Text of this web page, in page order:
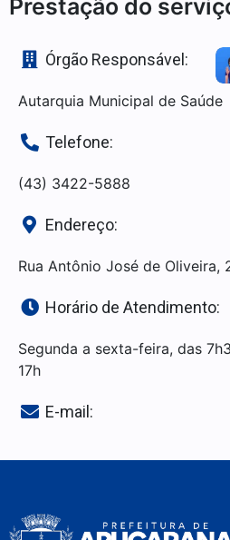
Prestação do
Órgão Responsável:
Autarquia Municipal de Saúde
Telefone:
(43) 3422-5888
Endereço:
Rua Antônio José de Oliveira,
Horário de Atendimento:
Segunda a sexta-feira, das
17h
E-mail: